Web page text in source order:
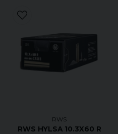
RWS
RWS HYLSA 10.3X60 R